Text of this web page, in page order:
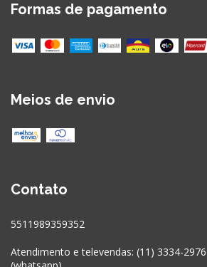
Formas de pagamento
Meios de envio
Contato
5511989359352
Atendimento e televendas: (11) 3334-